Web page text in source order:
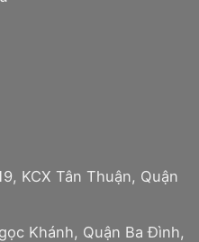
KCX Tân Thuận, Quận
Khánh, Quận Ba Đình,